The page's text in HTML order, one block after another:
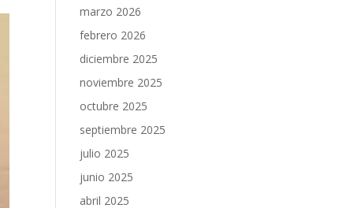
marzo 2026
febrero 2026
diciembre 2025
noviembre 2025
octubre 2025
septiembre 2025
julio 2025
junio 2025
abril 2025